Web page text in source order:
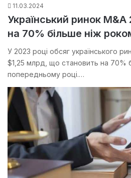
11.03.2024
Український ринок
на 70% більше ніж
У 2023 році обсяг українського
$1,25 млрд, що становить на 70%
попередньому році.…